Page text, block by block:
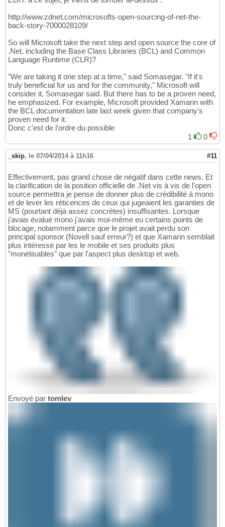
http://www.zdnet.com/microsofts-open-sourcing-of-net-the-
back-story-7000028109/
So will Microsoft take the next step and open source the core of
.Net, including the Base Class Libraries (BCL) and Common
Language Runtime (CLR)?
"We are taking it one step at a time," said Somasegar. "If it's
truly beneficial for us and for the community," Microsoft will
consider it, Somasegar said. But there has to be a proven need,
he emphasized. For example, Microsoft provided Xamarin with
the BCL documentation late last week given that company's
proven need for it.
Donc c'est de l'ordre du possible
1
0
_skip, le 07/04/2014 à 11h16 #11
Effectivement, pas grand chose de négatif dans cette news. Et
la clarification de la position officielle de .Net vis à vis de l'open
source permettra je pense de donner plus de crédibilité à mono
et de lever les réticences de ceux qui jugeaient les garanties de
MS (pourtant déjà assez concrètes) insuffisantes. Lorsque
j'avais évalué mono j'avais moi-même eu certains points de
blocage, notamment parce que le projet avait perdu son
principal sponsor (Novell sauf erreur?) et que Xamarin semblait
plus intéressé par les le mobile et ses produits plus
"monétisables" que par l'aspect plus desktop et web.
Envoyé par tomlev